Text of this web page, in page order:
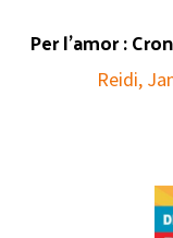
Per l’amor :
Reidi,